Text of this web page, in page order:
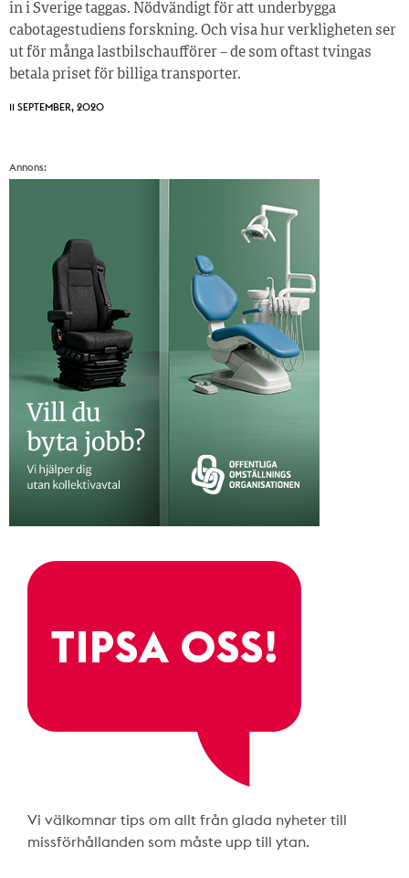
in i Sverige taggas. Nödvändigt för att underbygga
cabotagestudiens forskning. Och visa hur verkligheten ser
ut för många lastbilschaufförer – de som oftast tvingas
betala priset för billiga transporter.
11 SEPTEMBER, 2020
Annons:
Vi välkomnar tips om allt från glada nyheter till
missförhållanden som måste upp till ytan.